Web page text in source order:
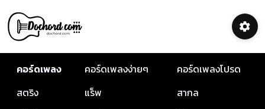
คอร์ดเพลง คอร์ดเพลงง่ายๆ
คอร์ดเพลงโปรด
สตริง
แร็พ
สากล